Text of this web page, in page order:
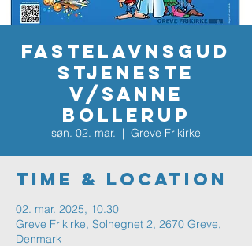
Fastelavnsgud
stjeneste
v/Sanne
Bollerup
søn. 02. mar.
  |
Greve Frikirke
Time & Location
02. mar. 2025, 10.30
Greve Frikirke, Solhegnet 2, 2670 Greve,
Denmark